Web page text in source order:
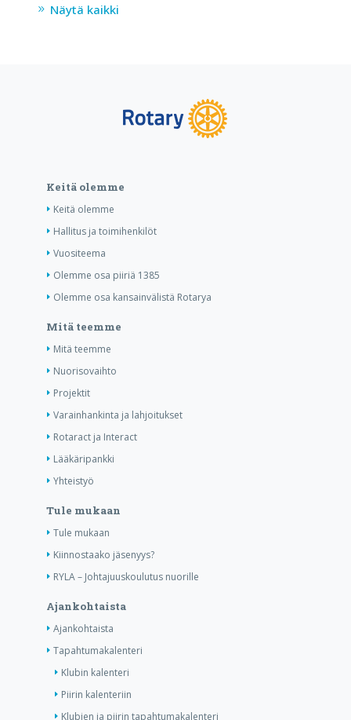
Näytä kaikki
Keitä olemme
Keitä olemme
Hallitus ja toimihenkilöt
Vuositeema
Olemme osa piiriä 1385
Olemme osa kansainvälistä Rotarya
Mitä teemme
Mitä teemme
Nuorisovaihto
Projektit
Varainhankinta ja lahjoitukset
Rotaract ja Interact
Lääkäripankki
Yhteistyö
Tule mukaan
Tule mukaan
Kiinnostaako jäsenyys?
RYLA – Johtajuuskoulutus nuorille
Ajankohtaista
Ajankohtaista
Tapahtumakalenteri
Klubin kalenteri
Piirin kalenteriin
Klubien ja piirin tapahtumakalenteri